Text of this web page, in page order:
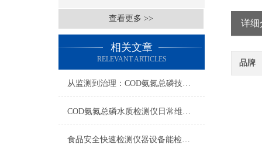
查看更多 >>
相关文章
RELEVANT ARTICLES
从监测到治理：COD氨氮总磷技术的双领域实战解析
COD氨氮总磷水质检测仪日常维护与试剂管理，降低故障率就靠这几招
食品安全快速检测仪器设备能检什么？一张表说清适用范围
详细
品牌